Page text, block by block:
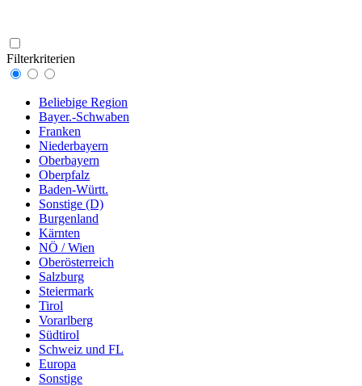
Filterkriterien
Beliebige Region
Bayer.-Schwaben
Franken
Niederbayern
Oberbayern
Oberpfalz
Baden-Württ.
Sonstige (D)
Burgenland
Kärnten
NÖ / Wien
Oberösterreich
Salzburg
Steiermark
Tirol
Vorarlberg
Südtirol
Schweiz und FL
Europa
Sonstige